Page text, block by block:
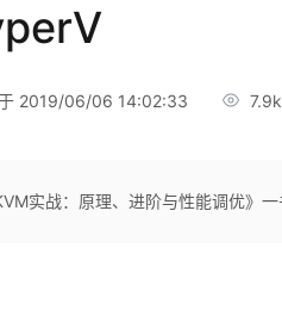
2019/06/06 14:02:33
实战：原理、进阶与性能调优